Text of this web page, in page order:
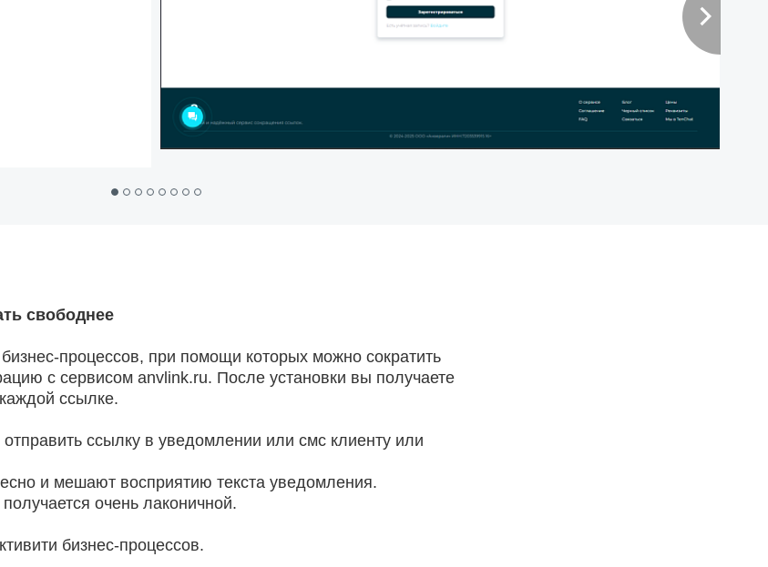
свободнее
процессов, при помощи которых можно сократить
с сервисом anvlink.ru. После установки вы получаете
ссылке.
ссылку в уведомлении или смс клиенту или
и мешают восприятию текста уведомления.
получается очень лаконичной.
бизнес-процессов.